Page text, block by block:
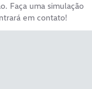
Faça uma simulação
em contato!